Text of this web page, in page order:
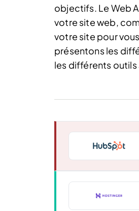
objectifs. Le Web
votre site web,
votre site pour
présentons les
les différents outils